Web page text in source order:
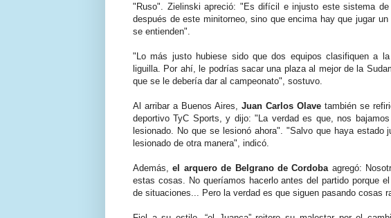
"Ruso". Zielinski apreció: "Es difícil e injusto este sistema
después de este minitorneo, sino que encima hay que jugar
se entienden".
"Lo más justo hubiese sido que dos equipos clasifiquen a
liguilla. Por ahí, le podrías sacar una plaza al mejor de la
que se le debería dar al campeonato", sostuvo.
Al arribar a Buenos Aires, Juan Carlos Olavetambién se
deportivo TyC Sports, y dijo: "La verdad es que, nos
lesionado. No que se lesionó ahora". "Salvo que haya
lesionado de otra manera", indicó.
Además,el arquero de Belgrano de Cordoba agregó:
estas cosas. No queríamos hacerlo antes del partido porque
de situaciones... Pero la verdad es que siguen pasando cosas